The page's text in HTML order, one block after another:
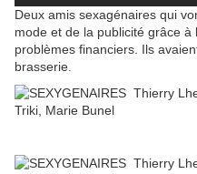
Deux amis sexagénaires qui
mode et de la publicité grâce
problèmes financiers. Ils
brasserie.